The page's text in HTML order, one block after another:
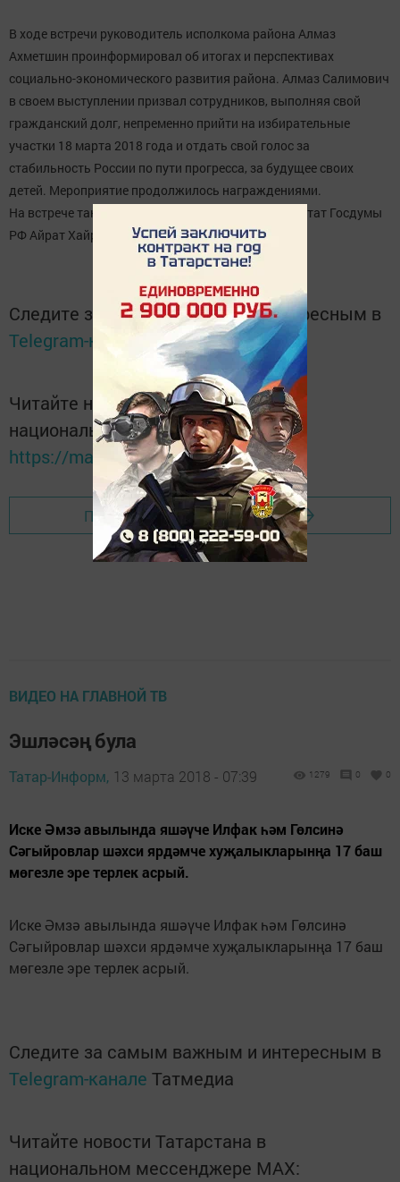
В ходе встречи руководитель исполкома района Алмаз
Ахметшин проинформировал об итогах и перспективах
социально-экономического развития района. Алмаз Салимович
в своем выступлении призвал сотрудников, выполняя свой
гражданский долг, непременно прийти на избирательные
участки 18 марта 2018 года и отдать свой голос за
стабильность России по пути прогресса, за будущее своих
детей. Мероприятие продолжилось награждениями.
На встрече также принял участие и выступил депутат Госдумы
РФ Айрат Хайруллин.
Следите за самым важным и интересным в
Telegram-канале
Татмедиа
Читайте новости Татарстана в
национальном мессенджере MАХ:
https://max.ru/tatmedia
Перейти на страницу новости
ВИДЕО НА ГЛАВНОЙ ТВ
Эшләсәң була
Татар-Информ, 13 марта 2018 - 07:39 1279 0 0
Иске Әмзә авылында яшәүче Илфак һәм Гөлсинә
Сәгыйровлар шәхси ярдәмче хуҗалыкларынңа 17 баш
мөгезле эре терлек асрый.
Иске Әмзә авылында яшәүче Илфак һәм Гөлсинә
Сәгыйровлар шәхси ярдәмче хуҗалыкларынңа 17 баш
мөгезле эре терлек асрый.
Следите за самым важным и интересным в
Telegram-канале Татмедиа
Читайте новости Татарстана в
национальном мессенджере MАХ: